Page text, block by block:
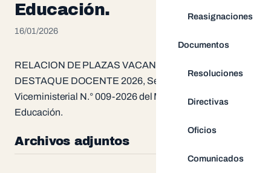
Reasignaciones
Documentos
Resoluciones
Directivas
Oficios
Comunicados
Educación.
16/01/2026
RELACION DE PLAZAS VACANTES PARA
DESTAQUE DOCENTE 2026, Según Resolución
Viceministerial N.° 009-2026 del Ministerio de
Educación.
Archivos adjuntos